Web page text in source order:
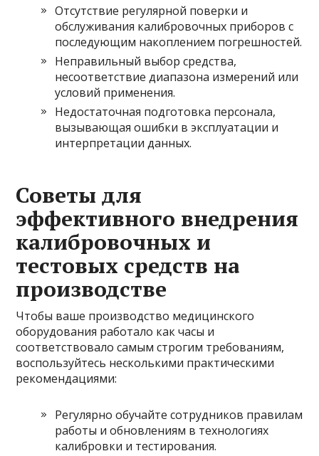
Отсутствие регулярной поверки и
обслуживания калибровочных приборов с
последующим накоплением погрешностей.
Неправильный выбор средства,
несоответствие диапазона измерений или
условий применения.
Недостаточная подготовка персонала,
вызывающая ошибки в эксплуатации и
интерпретации данных.
Советы для
эффективного внедрения
калибровочных и
тестовых средств на
производстве
Чтобы ваше производство медицинского
оборудования работало как часы и
соответствовало самым строгим требованиям,
воспользуйтесь несколькими практическими
рекомендациями:
Регулярно обучайте сотрудников правилам
работы и обновлениям в технологиях
калибровки и тестирования.